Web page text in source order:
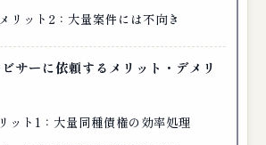
リット2：大量案件には不向き
サーに依頼するメリット・デメリ
ット1：大量同種債権の効率処理